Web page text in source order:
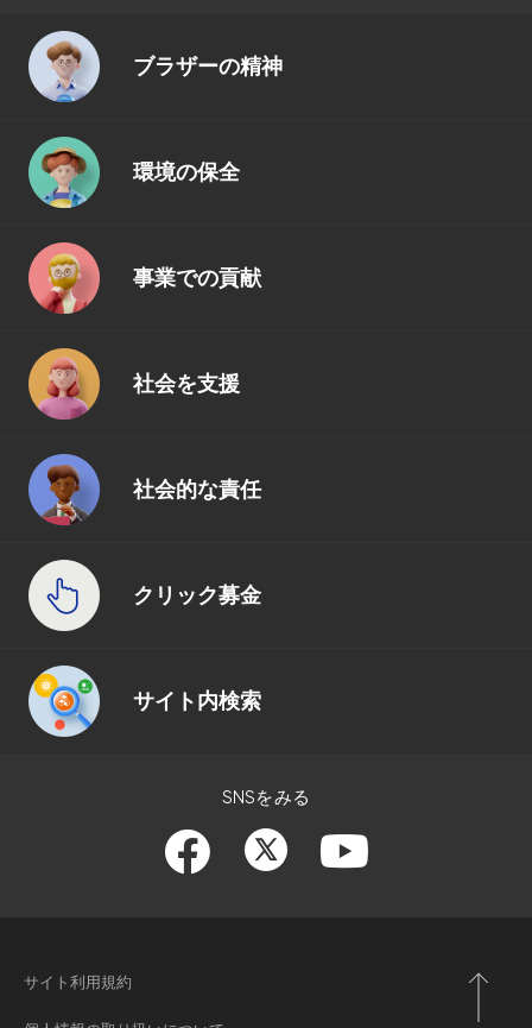
ブラザーの精神
環境の保全
事業での貢献
社会を支援
社会的な責任
クリック募金
サイト内検索
SNSをみる
サイト利用規約